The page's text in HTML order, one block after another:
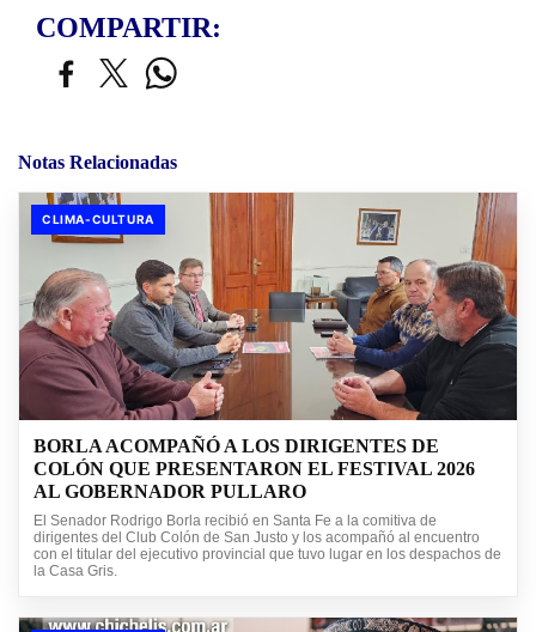
COMPARTIR:
Notas Relacionadas
CLIMA-CULTURA
BORLA ACOMPAÑÓ A LOS DIRIGENTES DE
COLÓN QUE PRESENTARON EL FESTIVAL 2026
AL GOBERNADOR PULLARO
El Senador Rodrigo Borla recibió en Santa Fe a la comitiva de
dirigentes del Club Colón de San Justo y los acompañó al encuentro
con el titular del ejecutivo provincial que tuvo lugar en los despachos de
la Casa Gris.